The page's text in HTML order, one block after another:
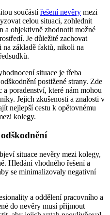
součástířešení nevěry mezi
celou situaci, zohlednit
a objektivně zhodnotit možné
Je důležité zachovat
základě faktů, nikoli na
situace je třeba
postižené strany. Zde
poradenství, které nám mohou
Jejich zkušenosti a znalosti v
nejlepší cestu k opětovnému
kolegy.
situace nevěry mezi kolegy,
Hledání vhodného řešení a
se minimalizovaly negativní
a oddělení pracovního a
do nevěry musí přijmout